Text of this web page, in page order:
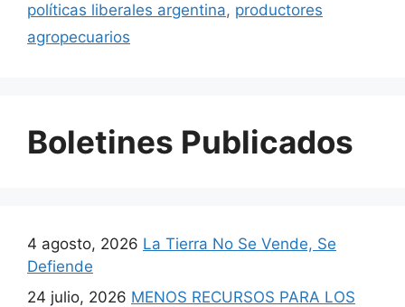
políticas liberales argentina, productores
agropecuarios
Boletines Publicados
4 agosto, 2026 La Tierra No Se Vende, Se
Defiende
24 julio, 2026 MENOS RECURSOS PARA LOS